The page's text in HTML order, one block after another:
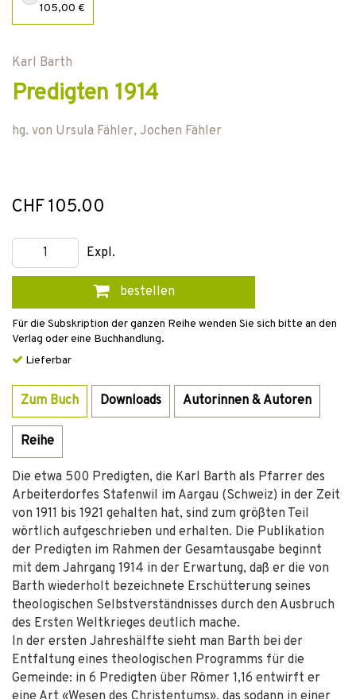
105,00 €
Karl Barth
Predigten 1914
hg. von Ursula Fähler, Jochen Fähler
CHF 105.00
Expl.
bestellen
Für die Subskription der ganzen Reihe wenden Sie sich bitte an den
Verlag oder eine Buchhandlung.
Lieferbar
Zum Buch Downloads Autorinnen & Autoren
Reihe
Die etwa 500 Predigten, die Karl Barth als Pfarrer des
Arbeiterdorfes Stafenwil im Aargau (Schweiz) in der Zeit
von 1911 bis 1921 gehalten hat, sind zum größten Teil
wörtlich aufgeschrieben und erhalten. Die Publikation
der Predigten im Rahmen der Gesamtausgabe beginnt
mit dem Jahrgang 1914 in der Erwartung, daß er die von
Barth wiederholt bezeichnete Erschütterung seines
theologischen Selbstverständnisses durch den Ausbruch
des Ersten Weltkrieges deutlich mache.
In der ersten Jahreshälfte sieht man Barth bei der
Entfaltung eines theologischen Programms für die
Gemeinde: in 6 Predigten über Römer 1,16 entwirft er